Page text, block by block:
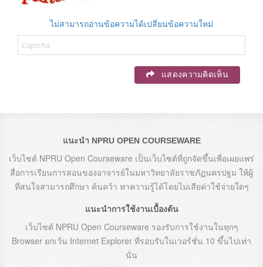
ไม่สามารถอ่านข้อความได้เปลี่ยนข้อความใหม่
แสดงความคิดเห็น
แนะนำ NPRU OPEN COURSEWARE
เว็บไซต์ NPRU Open Courseware เป็นเว็บไซต์ที่ถูกจัดขึ้นเพื่อเผยแพร่
สื่อการเรียนการสอนของอาจารย์ในมหาวิทยาลัยราชภัฏนครปฐม ให้ผู้
ที่สนใจสามารถศึกษา ค้นคว้า หาความรู้ได้โดยไม่เสียค่าใช้จ่ายใดๆ
แนะนำการใช้งานเบื้องต้น
เว็บไซต์ NPRU Open Courseware รองรับการใช้งานในทุกๆ
Browser ยกเว้น Internet Explorer ที่รอบรับในเวอร์ชั่น 10 ขึ้นไปเท่า
นั่น